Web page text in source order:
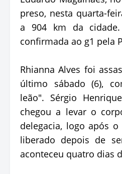
preso, nesta quarta-
a 904 km da
confirmada ao g1 pela
Rhianna Alves foi
último sábado (6),
leão". Sérgio
chegou a levar o
delegacia, logo após
liberado depois de
aconteceu quatro dias